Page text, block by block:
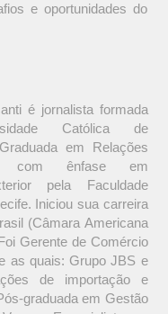
e oportunidades do
é jornalista formada
Católica de
em Relações
com ênfase em
pela Faculdade
Iniciou sua carreira
(Câmara Americana
Gerente de Comércio
as quais: Grupo JBS e
de importação e
graduada em Gestão